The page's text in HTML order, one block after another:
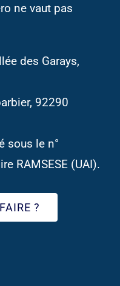
ne vaut pas
des Garays,
92290
sous le n°
RAMSESE (UAI).
?